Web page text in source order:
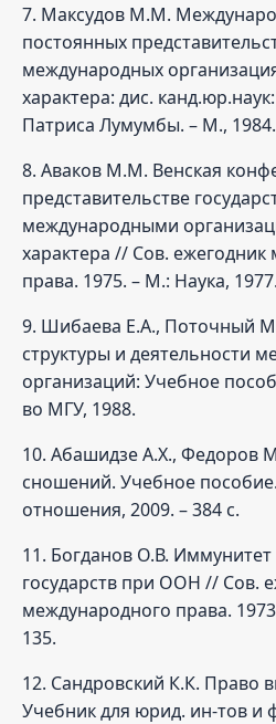
7. Максудов М.М.
постоянных
международных
характера: дис.
Патриса Лумумбы. – М., 1984.
8. Аваков М.М. Венская
представительстве
международными
характера // Сов.
права. 1975. – М.: Наука,
9. Шибаева Е.А., Поточный
структуры и деятельности
организаций: Учебное
во МГУ, 1988.
10. Абашидзе А.Х., Федоров
сношений. Учебное
отношения, 2009. – 384 с.
11. Богданов О.В. Иммунитет
государств при ООН // Сов.
международного права.
135.
12. Сандровский К.К. Право
Учебник для юрид. ин-тов и